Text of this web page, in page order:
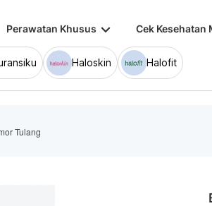
Perawatan Khusus keyboard_arrow_down Cek Kesehatan
Haloskin Halofit
Tulang